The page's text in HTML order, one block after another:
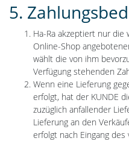
5.
Ha-Ra akzeptiert nur die
Online-Shop
wählt die von ihm
Verfügung stehenden
Wenn eine Lieferung
erfolgt, hat der KUNDE
zuzüglich anfallender
Lieferung an den
erfolgt nach Eingang